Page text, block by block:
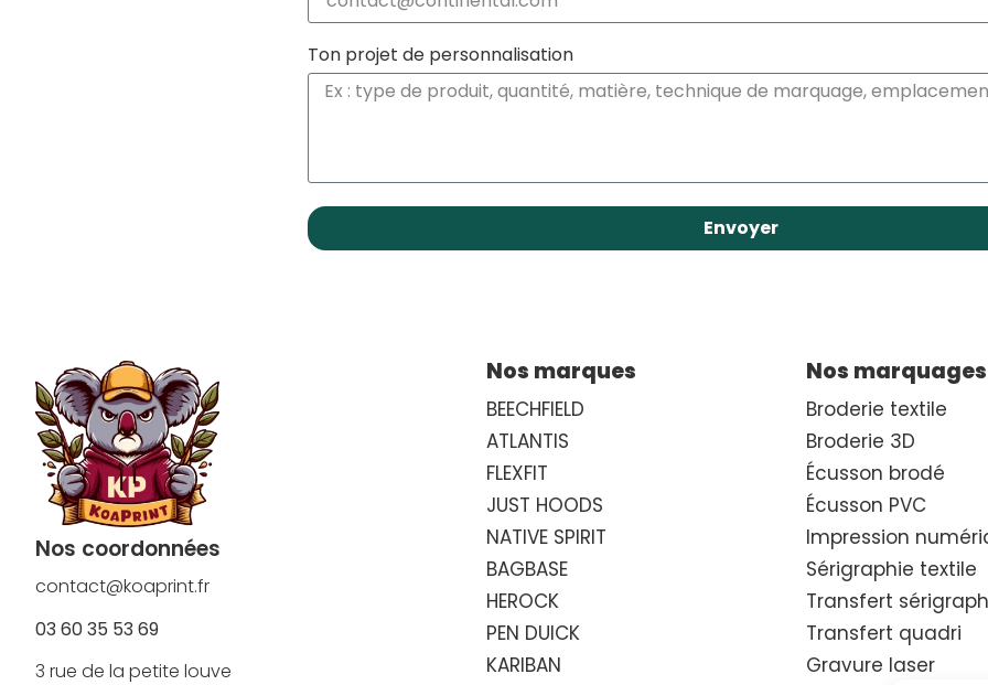
Ton projet de personnalisation
Envoyer
Nos coordonnées
contact@koaprint.fr
03 60 35 53 69
3 rue de la petite louve
Nos marques
BEECHFIELD
ATLANTIS
FLEXFIT
JUST HOODS
NATIVE SPIRIT
BAGBASE
HEROCK
PEN DUICK
KARIBAN
Nos marquages
Broderie textile
Broderie 3D
Écusson brodé
Écusson PVC
Impression
Sérigraphie textile
Transfert
Transfert quadri
Gravure laser